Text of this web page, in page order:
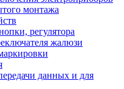
монтажа
регулятора
жалюзи
данных и для